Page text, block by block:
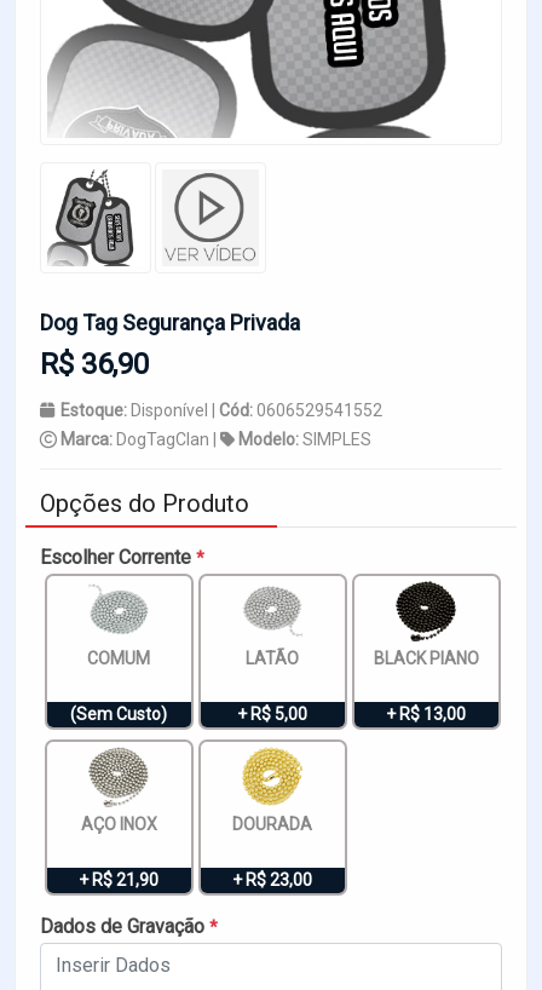
Dog Tag Segurança Privada
R$ 36,90
Estoque: Disponível | Cód:0606529541552
Marca: DogTagClan | Modelo:SIMPLES
Opções do Produto
Escolher Corrente *
COMUM
(Sem Custo)
LATÃO
+ R$ 5,00
BLACK PIANO
+ R$ 13,00
AÇO INOX
+ R$ 21,90
DOURADA
+ R$ 23,00
Dados de Gravação *